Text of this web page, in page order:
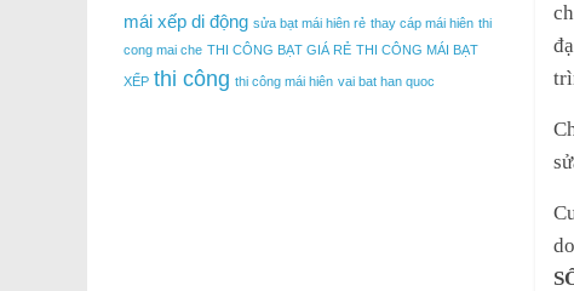
mái xếp di động sửa bạt mái hiên rẻ thay cáp mái hiên thi
cong mai che THI CÔNG BẠT GIÁ RẺ THI CÔNG MÁI BẠT
XẾP thi công thi công mái hiên vai bat han quoc